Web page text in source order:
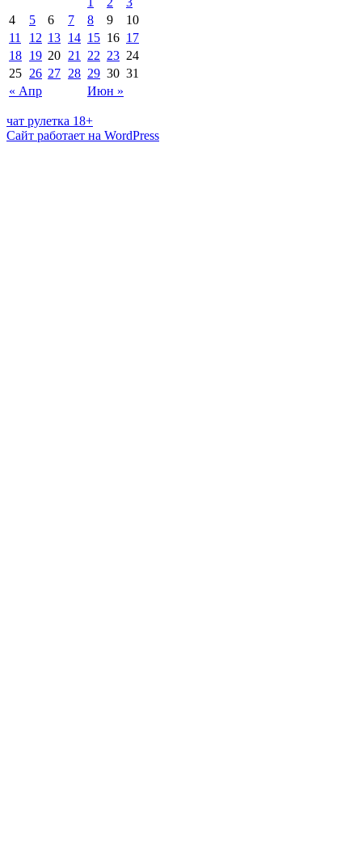
« Апр Июн »
4
5 6 7 8 9
10
11
12 13 14 15 16 17
18 19 20 21 22 23 24
25 26 27 28 29 30 31
чат рулетка 18+
Сайт работает на WordPress